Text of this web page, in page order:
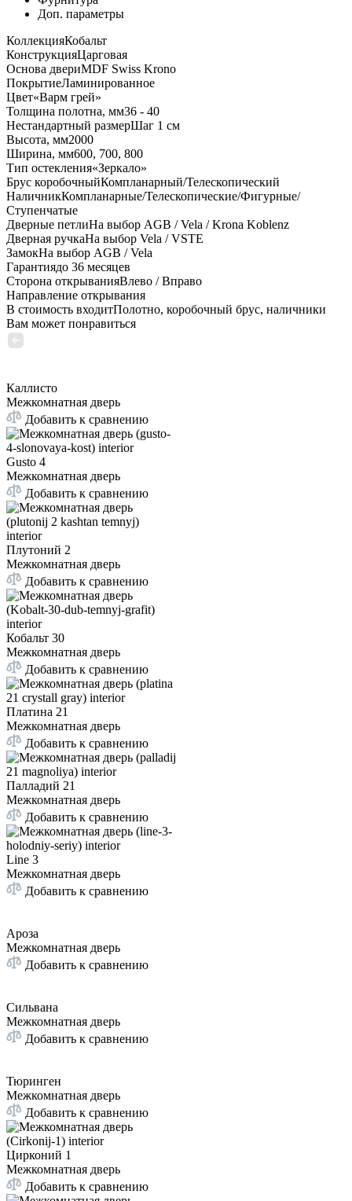
Доп. параметры
КоллекцияКобальт
КонструкцияЦарговая
Основа двериMDF Swiss Krono
ПокрытиеЛаминированное
Цвет«Варм грей»
Толщина полотна, мм36 - 40
Нестандартный размерШаг 1 см
Высота, мм2000
Ширина, мм600, 700, 800
Тип остекления«Зеркало»
Брус коробочныйКомпланарный/Телескопический
НаличникКомпланарные/Телескопические/Фигурные/
Ступенчатые
Дверные петлиНа выбор AGB / Vela / Krona Koblenz
Дверная ручкаНа выбор Vela / VSTE
ЗамокНа выбор AGB / Vela
Гарантиядо 36 месяцев
Сторона открыванияВлево / Вправо
Направление открывания
В стоимость входитПолотно, коробочный брус, наличники
Вам может понравиться
Каллисто
Межкомнатная дверь
Добавить к сравнению
Gusto 4
Межкомнатная дверь
Добавить к сравнению
Плутоний 2
Межкомнатная дверь
Добавить к сравнению
Кобальт 30
Межкомнатная дверь
Добавить к сравнению
Платина 21
Межкомнатная дверь
Добавить к сравнению
Палладий 21
Межкомнатная дверь
Добавить к сравнению
Line 3
Межкомнатная дверь
Добавить к сравнению
Ароза
Межкомнатная дверь
Добавить к сравнению
Сильвана
Межкомнатная дверь
Добавить к сравнению
Тюринген
Межкомнатная дверь
Добавить к сравнению
Цирконий 1
Межкомнатная дверь
Добавить к сравнению